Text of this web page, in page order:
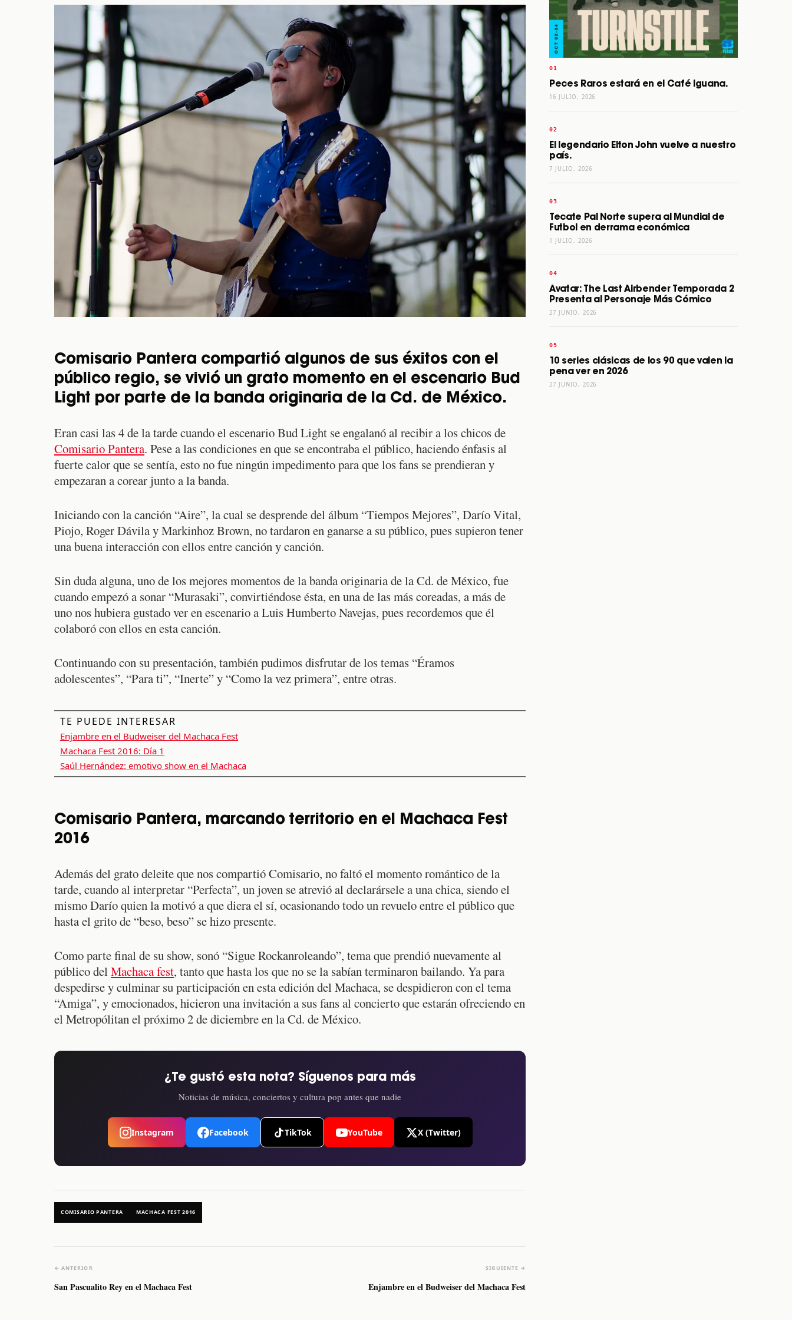
Comisario Pantera compartió algunos de sus éxitos con el
público regio, se vivió un grato momento en el escenario Bud
Light por parte de la banda originaria de la Cd. de México.
Eran casi las 4 de la tarde cuando el escenario Bud Light se engalanó al recibir a los chicos de
Comisario Pantera. Pese a las condiciones en que se encontraba el público, haciendo énfasis al
fuerte calor que se sentía, esto no fue ningún impedimento para que los fans se prendieran y
empezaran a corear junto a la banda.
Iniciando con la canción “Aire”, la cual se desprende del álbum “Tiempos Mejores”, Darío Vital,
Piojo, Roger Dávila y Markinhoz Brown, no tardaron en ganarse a su público, pues supieron tener
una buena interacción con ellos entre canción y canción.
Sin duda alguna, uno de los mejores momentos de la banda originaria de la Cd. de México, fue
cuando empezó a sonar “Murasaki”, convirtiéndose ésta, en una de las más coreadas, a más de
uno nos hubiera gustado ver en escenario a Luis Humberto Navejas, pues recordemos que él
colaboró con ellos en esta canción.
Continuando con su presentación, también pudimos disfrutar de los temas “Éramos
adolescentes”, “Para ti”, “Inerte” y “Como la vez primera”, entre otras.
TE PUEDE INTERESAR
Enjambre en el Budweiser del Machaca Fest
Machaca Fest 2016: Día 1
Saúl Hernández: emotivo show en el Machaca
Comisario Pantera, marcando territorio en el Machaca Fest
2016
Además del grato deleite que nos compartió Comisario, no faltó el momento romántico de la
tarde, cuando al interpretar “Perfecta”, un joven se atrevió al declarársele a una chica, siendo el
mismo Darío quien la motivó a que diera el sí, ocasionando todo un revuelo entre el público que
hasta el grito de “beso, beso” se hizo presente.
Como parte final de su show, sonó “Sigue Rockanroleando”, tema que prendió nuevamente al
público del Machaca fest, tanto que hasta los que no se la sabían terminaron bailando. Ya para
despedirse y culminar su participación en esta edición del Machaca, se despidieron con el tema
“Amiga”, y emocionados, hicieron una invitación a sus fans al concierto que estarán ofreciendo en
el Metropólitan el próximo 2 de diciembre en la Cd. de México.
¿Te gustó esta nota? Síguenos para más
Noticias de música, conciertos y cultura pop antes que nadie
Instagram Facebook TikTok YouTube X (Twitter)
COMISARIO PANTERA MACHACA FEST 2016
← ANTERIOR
San Pascualito Rey en el Machaca Fest
SIGUIENTE →
Enjambre en el Budweiser del Machaca Fest
Peces Raros estará en el Café Iguana.
16 JULIO, 2026
El legendario Elton John vuelve a nuestro
país.
7 JULIO, 2026
Tecate Pal Norte supera al Mundial de
Futbol en derrama económica
1 JULIO, 2026
Avatar: The Last Airbender Temporada 2
Presenta al Personaje Más Cómico
27 JUNIO, 2026
10 series clásicas de los 90 que valen la
pena ver en 2026
27 JUNIO, 2026